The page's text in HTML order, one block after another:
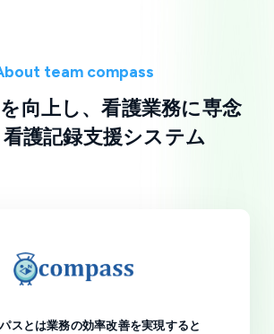
team compass
向上し、看護業務に専念
看護記録支援システム
スとは業務の効率改善を実現すると